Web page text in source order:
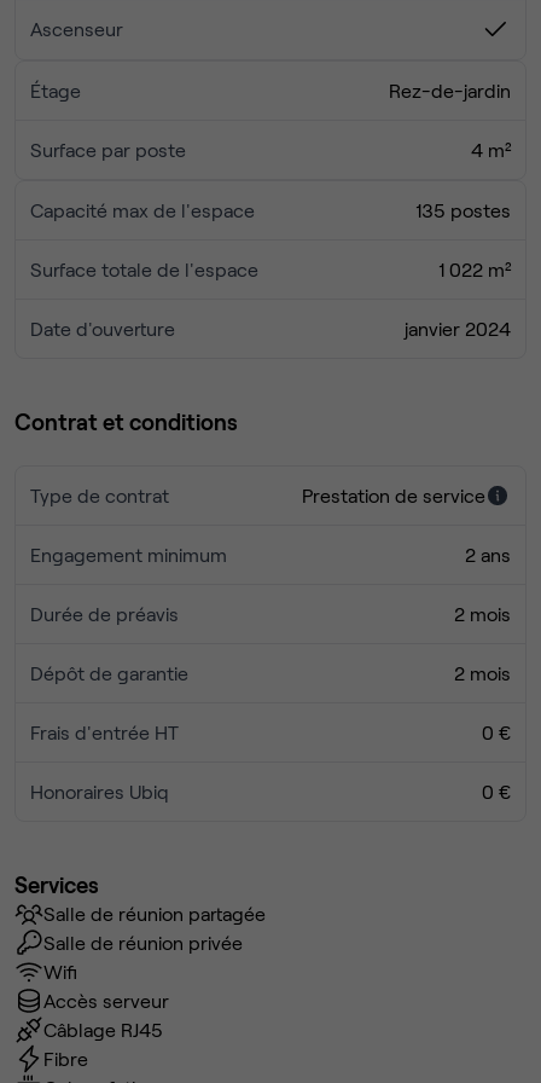
Proximité des aéroports : Facilitez les déplacements
l'aéroport Charles de Gaulle et l'aéroport Paris-Orly,
clients du monde entier.
En vous installant dans le quartier dynamique de Rosa
propice à la croissance, à l'innovation et à la connectivité,
Ascenseur
Étage Rez-de-jardin
Surface par poste 4 m²
Capacité max de l'espace 135 postes
Surface totale de l'espace 1 022 m²
Date d'ouverture janvier 2024
Contrat et conditions
Type de contrat Prestation de service
Engagement minimum 2 ans
Durée de préavis 2 mois
Dépôt de garantie 2 mois
Frais d'entrée HT 0 €
Honoraires Ubiq 0 €
Services
Salle de réunion partagée
Salle de réunion privée
Wifi
Accès serveur
Câblage RJ45
Fibre